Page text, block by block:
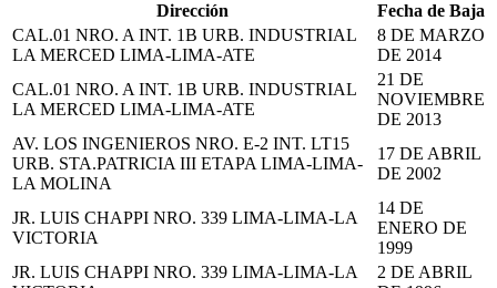
Dirección
Fecha de Baja
CAL.01 NRO. A INT. 1B URB. INDUSTRIAL
LA MERCED LIMA-LIMA-ATE
8 DE MARZO
DE 2014
CAL.01 NRO. A INT. 1B URB. INDUSTRIAL
LA MERCED LIMA-LIMA-ATE
21 DE
NOVIEMBRE
DE 2013
AV. LOS INGENIEROS NRO. E-2 INT. LT15
URB. STA.PATRICIA III ETAPA LIMA-LIMA-
LA MOLINA
17 DE ABRIL
DE 2002
JR. LUIS CHAPPI NRO. 339 LIMA-LIMA-LA
VICTORIA
14 DE
ENERO DE
1999
JR. LUIS CHAPPI NRO. 339 LIMA-LIMA-LA
2 DE ABRIL